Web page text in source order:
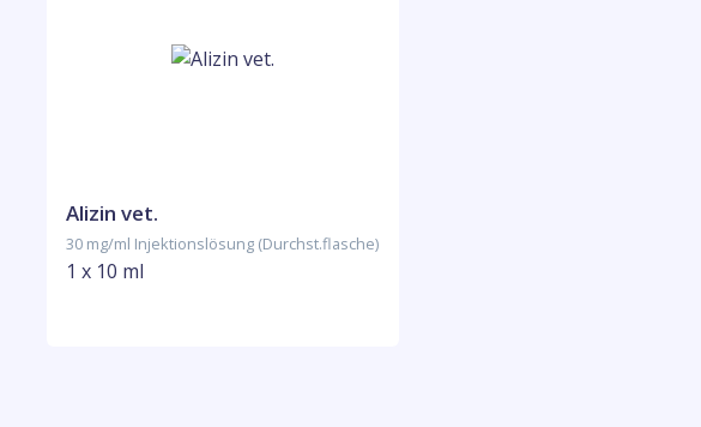
Alizin vet.
30 mg/ml Injektionslösung (Durchst.flasche)
1 x 10 ml